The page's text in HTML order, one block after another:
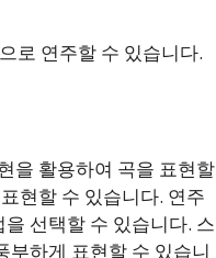
로 연주할 수 있습니다.
을 활용하여 곡을 표현할
현할 수 있습니다. 연주
선택할 수 있습니다. 스
부하게 표현할 수 있습니